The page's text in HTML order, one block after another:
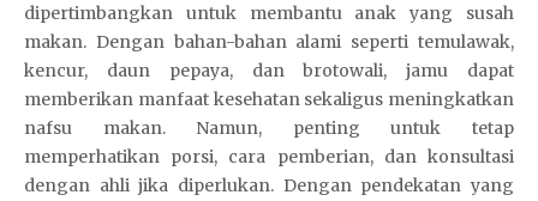
dipertimbangkan untuk membantu anak yang susah
makan. Dengan bahan-bahan alami seperti temulawak,
kencur, daun pepaya, dan brotowali, jamu dapat
memberikan manfaat kesehatan sekaligus meningkatkan
nafsu makan. Namun, penting untuk tetap
memperhatikan porsi, cara pemberian, dan konsultasi
dengan ahli jika diperlukan. Dengan pendekatan yang